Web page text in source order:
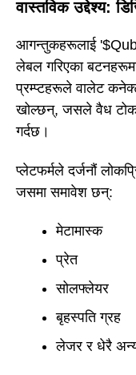
वास्तविक उद्देश्य:
आगन्तुकहरूलाई '$Qubit
लेबल गरिएका बटनहरूमा
प्रम्प्टहरूले वालेट
खोल्छन्, जसले वैध टोकन
गर्दछ।
प्लेटफर्मले दर्जनौं
जसमा समावेश छन्:
मेटामास्क
प्रेत
सोलफ्लेयर
बृहस्पति ग्रह
लेजर र धेरै